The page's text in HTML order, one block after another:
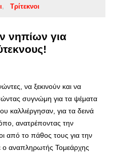
Τρίτεκνοι
νηπίων για
να ξεκινούν και να
συγνώμη για τα ψέματα
καλλιέργησαν, για τα δεινά
ανατρέποντας την
από το πάθος τους για την
ο αναπληρωτής Τομεάρχης